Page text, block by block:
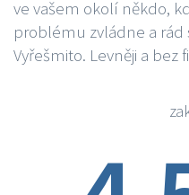
ve vašem okolí někdo,
problému zvládne a rád
Vyřešmito. Levněji a bez